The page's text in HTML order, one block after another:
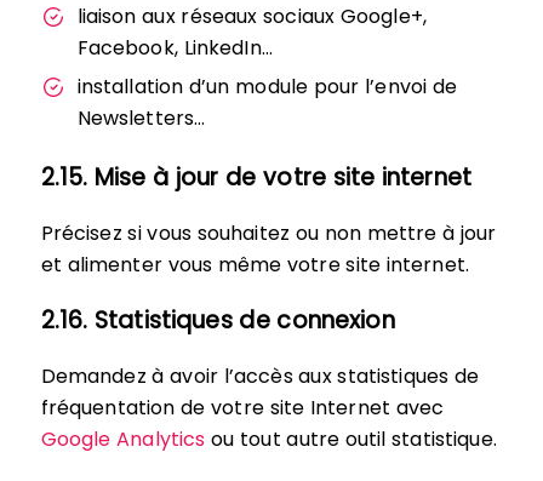
liaison aux réseaux sociaux Google+,
Facebook, LinkedIn…
installation d’un module pour l’envoi de
Newsletters…
2.15. Mise à jour de votre site internet
Précisez si vous souhaitez ou non mettre à jour
et alimenter vous même votre site internet.
2.16. Statistiques de connexion
Demandez à avoir l’accès aux statistiques de
fréquentation de votre site Internet avec
Google Analytics ou tout autre outil statistique.